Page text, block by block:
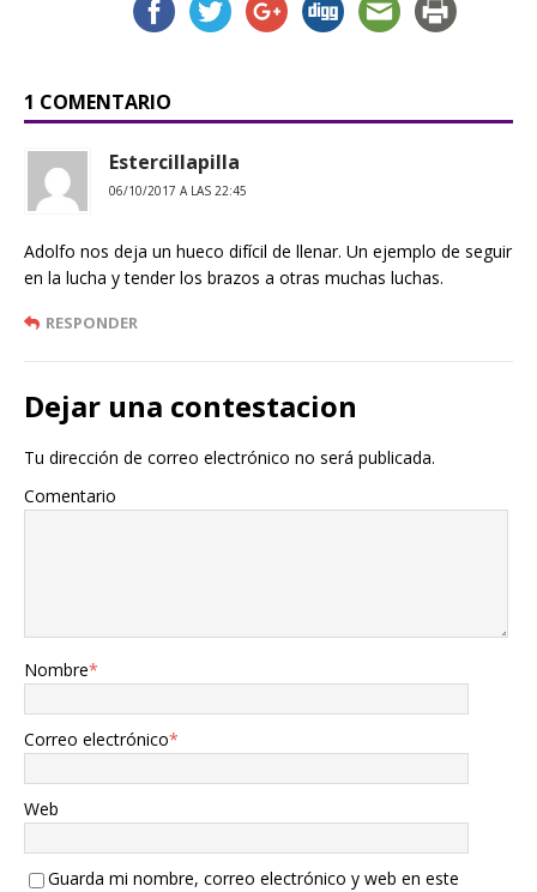
1 COMENTARIO
Estercillapilla
06/10/2017 A LAS 22:45
Adolfo nos deja un hueco difícil de llenar. Un ejemplo de seguir
en la lucha y tender los brazos a otras muchas luchas.
RESPONDER
Dejar una contestacion
Tu dirección de correo electrónico no será publicada.
Comentario
Nombre*
Correo electrónico*
Web
Guarda mi nombre, correo electrónico y web en este